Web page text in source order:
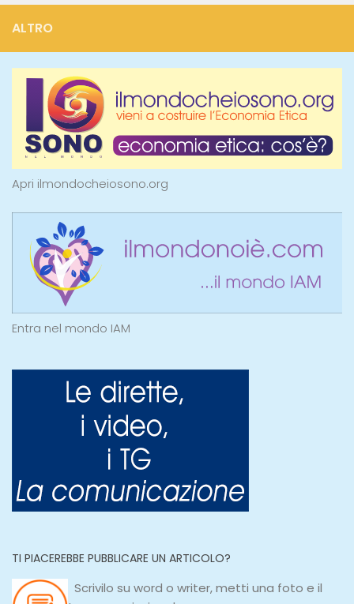
ALTRO
Apri ilmondocheiosono.org
Entra nel mondo IAM
TI PIACEREBBE PUBBLICARE UN ARTICOLO?
Scrivilo su word o writer, metti una foto e il